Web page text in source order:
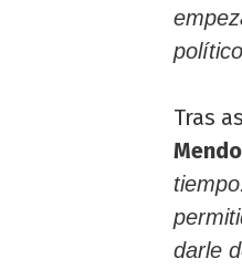
Tras
darle